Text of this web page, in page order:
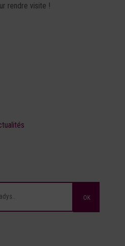
rendre visite !